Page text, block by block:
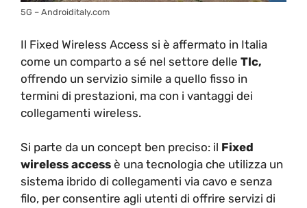
5G – Androiditaly.com
Il Fixed Wireless Access si è affermato in Italia
come un comparto a sé nel settore delle Tlc,
offrendo un servizio simile a quello fisso in
termini di prestazioni, ma con i vantaggi dei
collegamenti wireless.
Si parte da un concept ben preciso: il Fixed
wireless access è una tecnologia che utilizza un
sistema ibrido di collegamenti via cavo e senza
filo, per consentire agli utenti di offrire servizi di